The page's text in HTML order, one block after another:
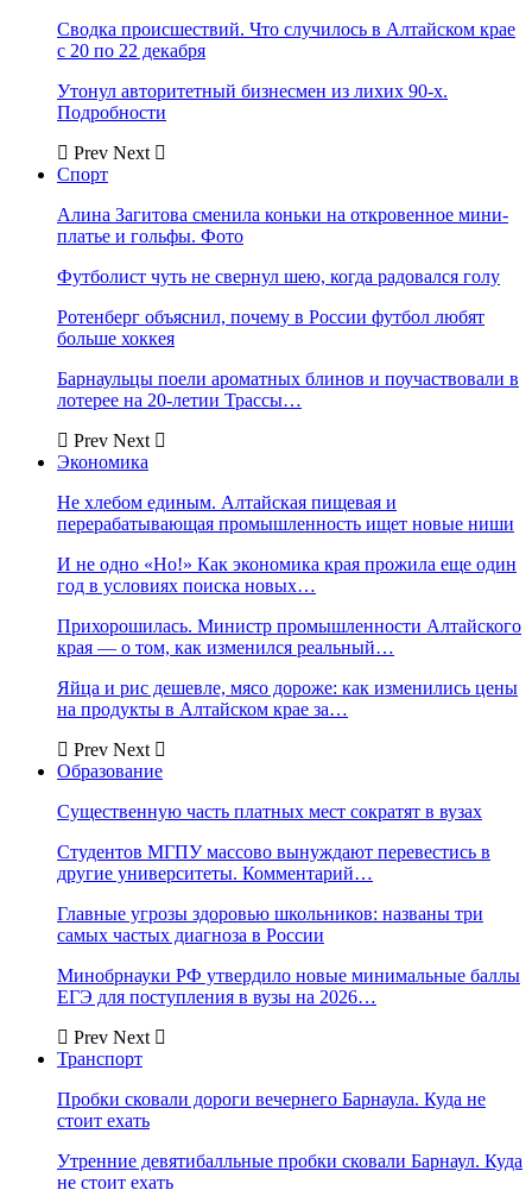
Сводка происшествий. Что случилось в Алтайском крае
с 20 по 22 декабря
Утонул авторитетный бизнесмен из лихих 90-х.
Подробности
Prev Next
Спорт
Алина Загитова сменила коньки на откровенное мини-
платье и гольфы. Фото
Футболист чуть не свернул шею, когда радовался голу
Ротенберг объяснил, почему в России футбол любят
больше хоккея
Барнаульцы поели ароматных блинов и поучаствовали в
лотерее на 20-летии Трассы…
Prev Next
Экономика
Не хлебом единым. Алтайская пищевая и
перерабатывающая промышленность ищет новые ниши
И не одно «Но!» Как экономика края прожила еще один
год в условиях поиска новых…
Прихорошилась. Министр промышленности Алтайского
края — о том, как изменился реальный…
Яйца и рис дешевле, мясо дороже: как изменились цены
на продукты в Алтайском крае за…
Prev Next
Образование
Существенную часть платных мест сократят в вузах
Студентов МГПУ массово вынуждают перевестись в
другие университеты. Комментарий…
Главные угрозы здоровью школьников: названы три
самых частых диагноза в России
Минобрнауки РФ утвердило новые минимальные баллы
ЕГЭ для поступления в вузы на 2026…
Prev Next
Транспорт
Пробки сковали дороги вечернего Барнаула. Куда не
стоит ехать
Утренние девятибалльные пробки сковали Барнаул. Куда
не стоит ехать